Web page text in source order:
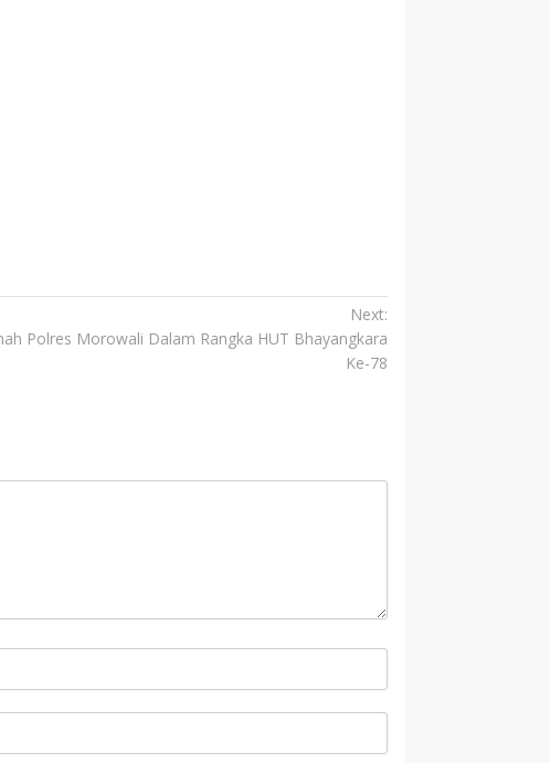
Next:
Polres Morowali Dalam Rangka HUT Bhayangkara
Ke-78